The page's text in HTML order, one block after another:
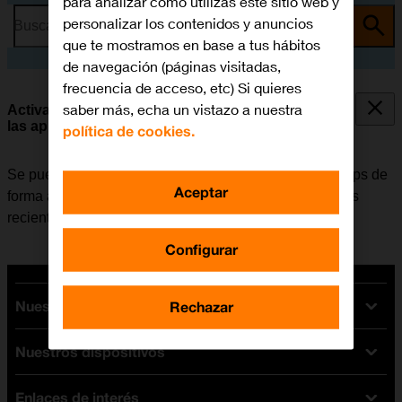
Busca por problema o tema
Activar o desactivar la actualización automática de
las apps
Se puede configurar el móvil para que actualice las apps de
forma automática y así tener siempre las versiones más
recientes instaladas.
Nuestras tarifas
Tarifas Orange
Tarifas fibra y móvil
Nuestros dispositivos
Enlaces de interés
personalizar los contenidos y anuncios
que te mostramos en base a tus hábitos
de navegación (páginas visitadas,
frecuencia de acceso, etc) Si quieres
saber más, echa un vistazo a nuestra
política de cookies.
Configurar
Rechazar
Aceptar